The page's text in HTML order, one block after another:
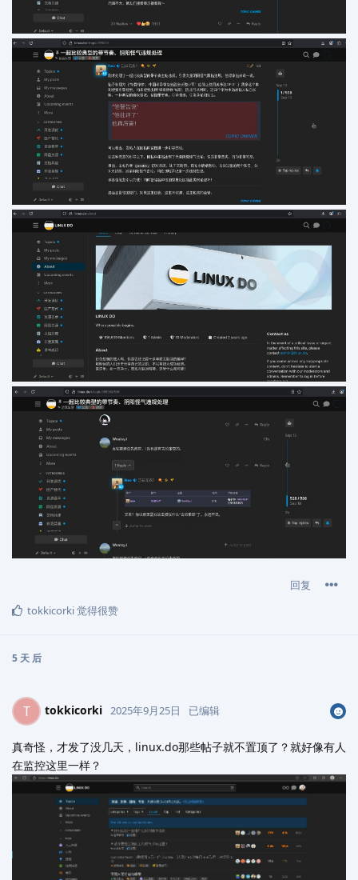
回复
tokkicorki觉得很赞
5 天 后
T tokkicorki 2025年9月25日 已编辑
真奇怪，才发了没几天，linux.do那些帖子就不置顶了？就好像有人
在监控这里一样？